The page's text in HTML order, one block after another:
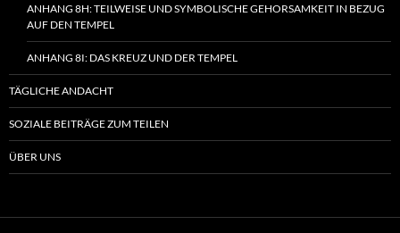
ANHANG 8H: TEILWEISE UND SYMBOLISCHE GEHORSAMKEIT IN BEZUG
AUF DEN TEMPEL
ANHANG 8I: DAS KREUZ UND DER TEMPEL
TÄGLICHE ANDACHT
SOZIALE BEITRÄGE ZUM TEILEN
ÜBER UNS